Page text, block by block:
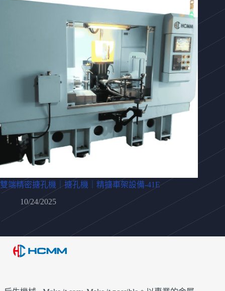
雙端精密搪孔機｜搪孔機｜精搪車架設備-41E
10/24/2025